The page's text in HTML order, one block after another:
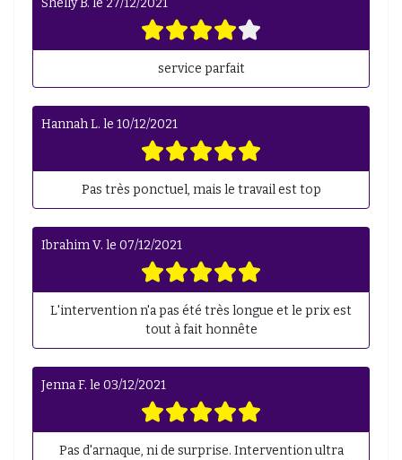
Shelly B. le 27/12/2021
service parfait
Hannah L. le 10/12/2021
Pas très ponctuel, mais le travail est top
Ibrahim V. le 07/12/2021
L'intervention n'a pas été très longue et le prix est
tout à fait honnête
Jenna F. le 03/12/2021
Pas d'arnaque, ni de surprise. Intervention ultra